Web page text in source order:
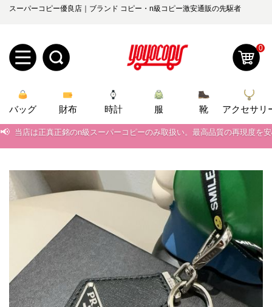
スーパーコピー優良店｜ブランド コピー・n級コピー激安通販の先駆者
規
ユ
ザ
録
ロ
グ
ン
ー
ら
yoyocopys@gmail.com
0
バッグ 財布 時計 服 靴
アクセサリ
📢 新作入荷！ルイ・ヴィトンスーパーコピー バッグ最新モデルが登場。
当店は正真正銘のn級スーパーコピーのみ取扱い。最高品質の再現度を
2026春の新作続々更新中！期間中のご注文でお得な割引をご利用いただ
新作入荷！ルイ・ヴィトンスーパーコピー バッグ最新モデルが登場。